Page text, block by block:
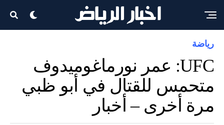
رياضة
UFC: عمر نورماغوميدوف
متحمس للقتال في أبو ظبي
مرة أخرى – أخبار